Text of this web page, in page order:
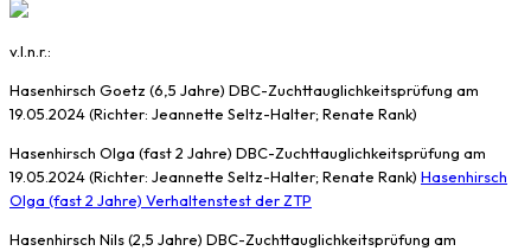
v.l.n.r.:
Hasenhirsch Goetz (6,5 Jahre) DBC-Zuchttauglichkeitsprüfung am
19.05.2024 (Richter: Jeannette Seltz-Halter; Renate Rank)
Hasenhirsch Olga (fast 2 Jahre) DBC-Zuchttauglichkeitsprüfung am
19.05.2024 (Richter: Jeannette Seltz-Halter; Renate Rank) Hasenhirsch
Olga (fast 2 Jahre) Verhaltenstest der ZTP
Hasenhirsch Nils (2,5 Jahre) DBC-Zuchttauglichkeitsprüfung am